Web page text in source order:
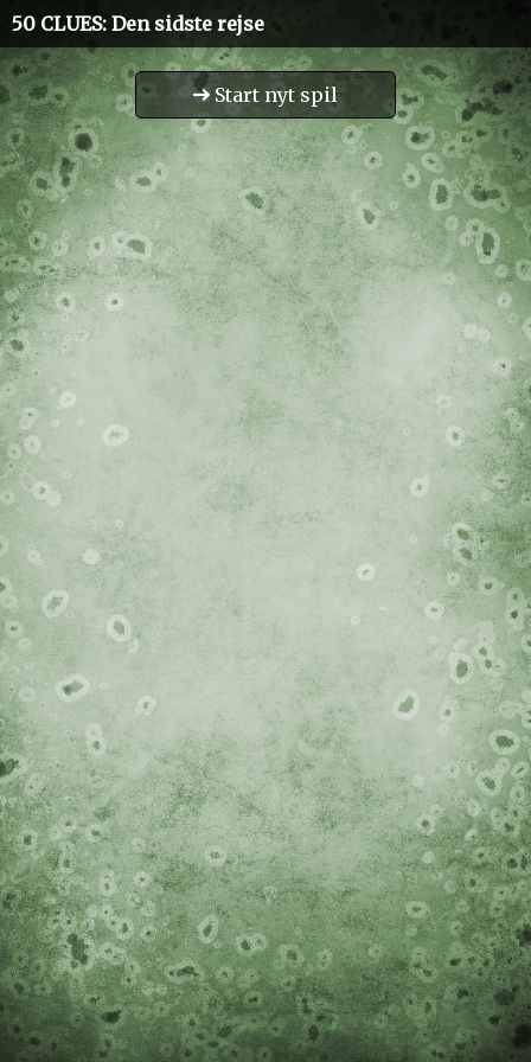
50 CLUES: Den sidste rejse
Start nyt spil